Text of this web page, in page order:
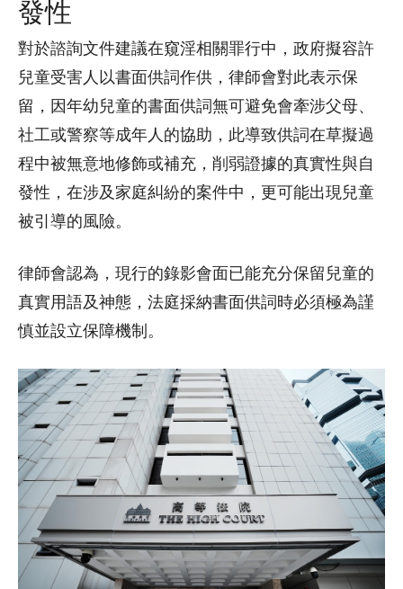
發性
對於諮詢文件建議在窺淫相關罪行中，政府擬容許
兒童受害人以書面供詞作供，律師會對此表示保
留，因年幼兒童的書面供詞無可避免會牽涉父母、
社工或警察等成年人的協助，此導致供詞在草擬過
程中被無意地修飾或補充，削弱證據的真實性與自
發性，在涉及家庭糾紛的案件中，更可能出現兒童
被引導的風險。
律師會認為，現行的錄影會面已能充分保留兒童的
真實用語及神態，法庭採納書面供詞時必須極為謹
慎並設立保障機制。